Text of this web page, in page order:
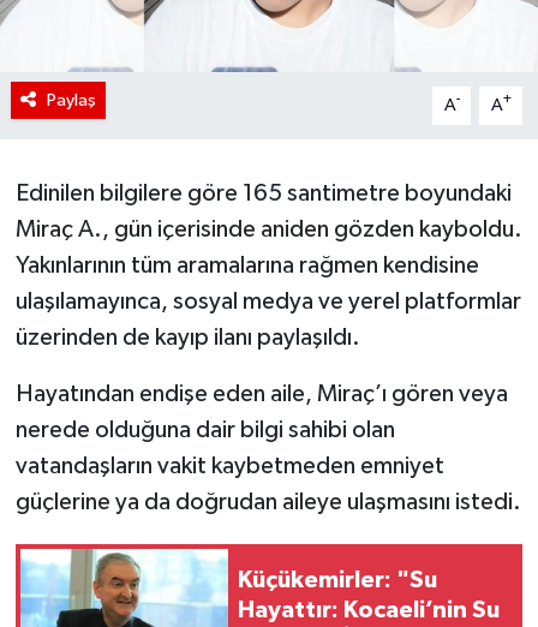
Paylaş A- A+
Edinilen bilgilere göre 165 santimetre boyundaki
Miraç A., gün içerisinde aniden gözden kayboldu.
Yakınlarının tüm aramalarına rağmen kendisine
ulaşılamayınca, sosyal medya ve yerel platformlar
üzerinden de kayıp ilanı paylaşıldı.
Hayatından endişe eden aile, Miraç’ı gören veya
nerede olduğuna dair bilgi sahibi olan
vatandaşların vakit kaybetmeden emniyet
güçlerine ya da doğrudan aileye ulaşmasını istedi.
Küçükemirler: "Su
Hayattır: Kocaeli’nin Su